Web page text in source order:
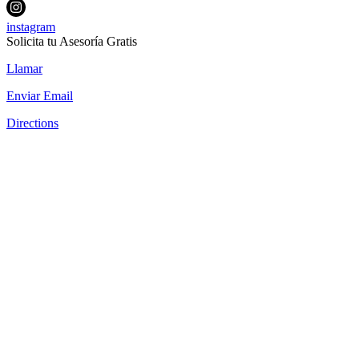
instagram
Solicita tu Asesoría Gratis
Llamar
Enviar Email
Directions